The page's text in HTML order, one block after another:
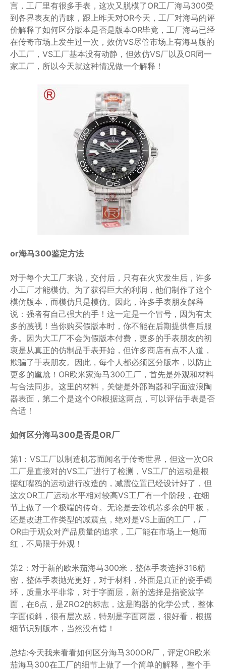
言，工厂里有很多手表，这次又脱模了OR工厂海马300受
到各界表友的青睐，跟上昨天对OR今天，工厂对海马的评
价解释了如何区分版本是否是版本OR毕竟，工厂海马已经
在传奇市场上发生过一次，效仿VS尽管市场上有海马版的
小工厂，VS工厂基本没有动静，但效仿VS厂以及OR同一
家工厂，所以今天就这种情况做一个解释！
or海马300鉴定方法
对于每个大工厂来说，交付后，只有在火灾发生后，许多
小工厂才能模仿。为了获得巨大的利润，他们制作了这个
模仿版本，而模仿只是模仿。因此，许多手表朋友解释
说：强者有自己强大的手！这一定是一个冒号，因为有太
多的蔑视！当你购买假版本时，你不能在后期提供售后服
务。因为大工厂不会为假版本付费，更多的手表朋友的初
衷是从真正的仿制品手表开始，但许多商店有点不人道，
欺骗了手表朋友。因此，每个人都必须区分版本，以防止
更多的尴尬！OR欧米家海马300工厂，首先是外观和材料
与合法同步。这里的材料，关键是外部陶器和字面波浪陶
器表面，第二个是这个OR根据这两点，可以评估手表是否
合适！
如何区分海马300是否是OR厂
第1：VS工厂以制造机芯而闻名于传奇世界，但这一次OR
工厂是直接对的VS工厂进行了检测，VS工厂的运动是根
据红嘴鸥的运动进行改造的，减震位置已经设计好了，但
这次OR工厂运动水平相对较高VS工厂有一个阶段，在细
节上做了一个极端的传奇。无论是去除机芯多余的甲板，
还是改进工作类型的减震点，绝对是VS上面的工厂，厂
OR由于观众对产品质量的追求，工厂能在市场上一炮而
红，不局限于外观！
第2：对于新的欧米茄海马300米，整体手表选择316精
密，整体手表抛光更好，对于材料，外面是真正的瓷手镯
环，质量水平非常，对于字面层，新的选择是指瓷波字
面，在6点，是ZRO2的标志，这是陶器的化学公式，整体
字面倾斜，很有层次感，特别是字面两层，很好看，根据
细节识别版本，当然没有错！
总结:今天我来看看如何区分海马300OR厂，评定OR欧米
茄海马300在工厂的细节上做了一个简单的解释，整个手